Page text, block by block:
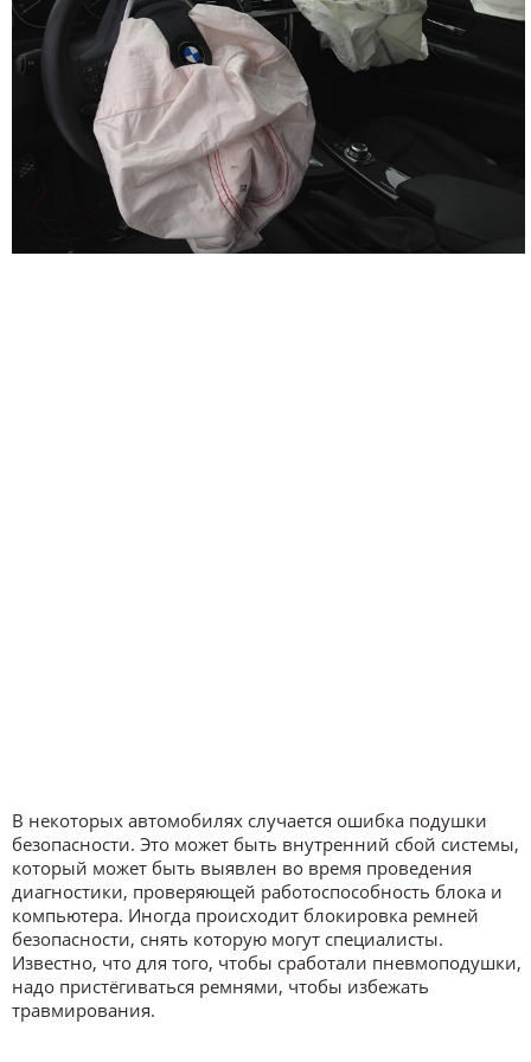
В некоторых автомобилях случается ошибка подушки
безопасности. Это может быть внутренний сбой системы,
который может быть выявлен во время проведения
диагностики, проверяющей работоспособность блока и
компьютера. Иногда происходит блокировка ремней
безопасности, снять которую могут специалисты.
Известно, что для того, чтобы сработали пневмоподушки,
надо пристёгиваться ремнями, чтобы избежать
травмирования.